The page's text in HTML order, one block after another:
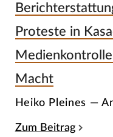
Proteste in
Macht
Heiko Pleines —
Zum Beitrag